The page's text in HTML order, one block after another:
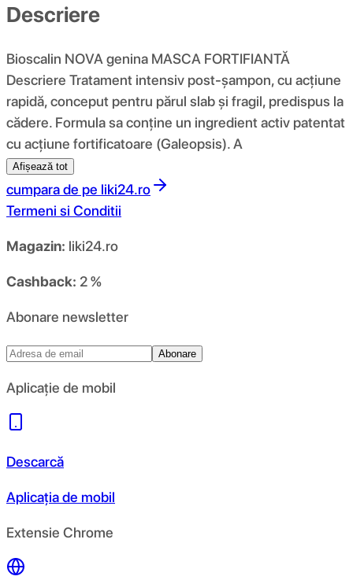
Descriere
Bioscalin NOVA genina MASCA FORTIFIANTĂ
Descriere Tratament intensiv post-șampon, cu acțiune
rapidă, conceput pentru părul slab și fragil, predispus la
cădere. Formula sa conține un ingredient activ patentat
cu acțiune fortificatoare (Galeopsis). A
Afișează tot
cumpara de pe liki24.ro
Termeni si Conditii
Magazin: liki24.ro
Cashback: 2 %
Abonare newsletter
Abonare
Aplicație de mobil
Descarcă
Aplicația de mobil
Extensie Chrome